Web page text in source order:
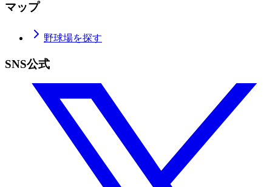
マップ
野球場を探す
SNS公式